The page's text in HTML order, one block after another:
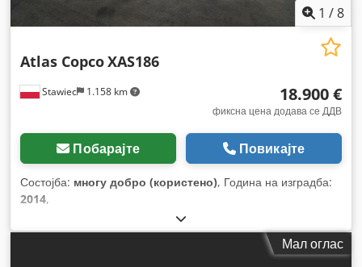
1 /8
Stawiec 1.158 km
Atlas CopcoXAS186
18.900 €
фиксна цена додава се ДДВ
Побарајте Повикајте
Состојба: многу добро (користено), Година на изградба:
2014,
Мал оглас